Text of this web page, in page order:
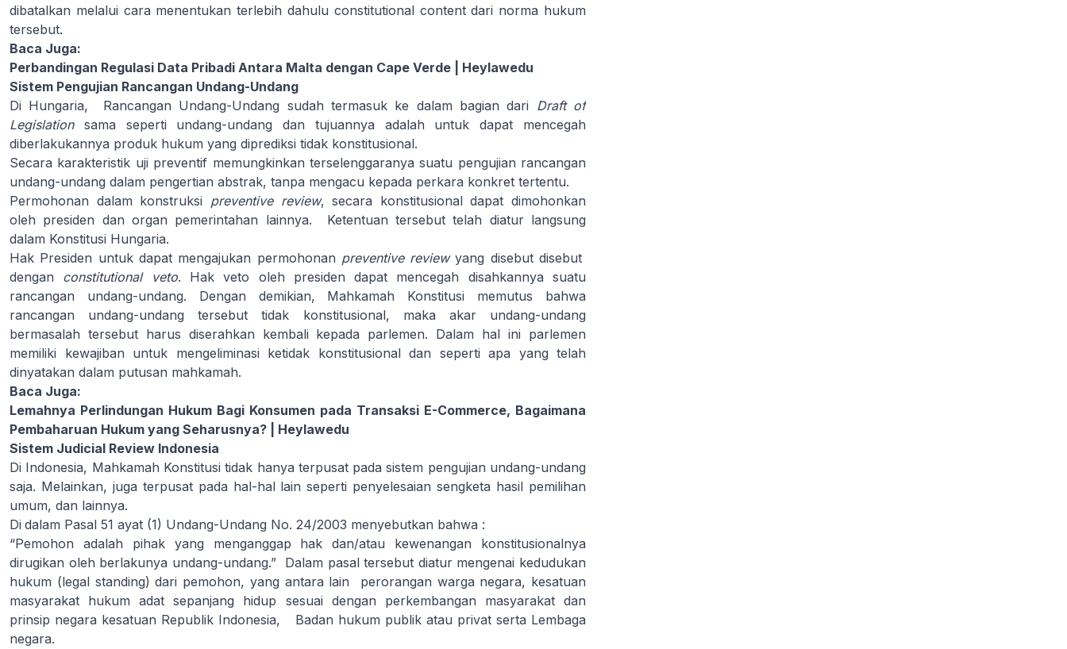
dibatalkan melalui cara menentukan terlebih dahulu constitutional content dari norma hukum
tersebut.
Baca Juga:
Perbandingan Regulasi Data Pribadi Antara Malta dengan Cape Verde | Heylawedu
Sistem Pengujian Rancangan Undang-Undang
Di Hungaria, Rancangan Undang-Undang sudah termasuk ke dalam bagian dari Draft of
Legislationsama seperti undang-undang dan tujuannya adalah untuk dapat mencegah
diberlakukannya produk hukum yang diprediksi tidak konstitusional.
Secara karakteristik uji preventif memungkinkan terselenggaranya suatu pengujian rancangan
undang-undang dalam pengertian abstrak, tanpa mengacu kepada perkara konkret tertentu.
Permohonan dalam konstruksi preventive review, secara konstitusional dapat dimohonkan
oleh presiden dan organ pemerintahan lainnya. Ketentuan tersebut telah diatur langsung
dalam Konstitusi Hungaria.
Hak Presiden untuk dapat mengajukan permohonan preventive reviewyang disebut disebut
dengan constitutional veto. Hak veto oleh presiden dapat mencegah disahkannya suatu
rancangan undang-undang. Dengan demikian, Mahkamah Konstitusi memutus bahwa
rancangan undang-undang tersebut tidak konstitusional, maka akar undang-undang
bermasalah tersebut harus diserahkan kembali kepada parlemen. Dalam hal ini parlemen
memiliki kewajiban untuk mengeliminasi ketidak konstitusional dan seperti apa yang telah
dinyatakan dalam putusan mahkamah.
Baca Juga:
Lemahnya Perlindungan Hukum Bagi Konsumen pada Transaksi E-Commerce, Bagaimana
Pembaharuan Hukum yang Seharusnya? | Heylawedu
Sistem Judicial Review Indonesia
Di Indonesia, Mahkamah Konstitusi tidak hanya terpusat pada sistem pengujian undang-undang
saja. Melainkan, juga terpusat pada hal-hal lain seperti penyelesaian sengketa hasil pemilihan
umum, dan lainnya.
Di dalam Pasal 51 ayat (1) Undang-Undang No. 24/2003 menyebutkan bahwa :
“Pemohon adalah pihak yang menganggap hak dan/atau kewenangan konstitusionalnya
dirugikan oleh berlakunya undang-undang.” Dalam pasal tersebut diatur mengenai kedudukan
hukum (legal standing) dari pemohon, yang antara lain perorangan warga negara, kesatuan
masyarakat hukum adat sepanjang hidup sesuai dengan perkembangan masyarakat dan
prinsip negara kesatuan Republik Indonesia, Badan hukum publik atau privat serta Lembaga
negara.